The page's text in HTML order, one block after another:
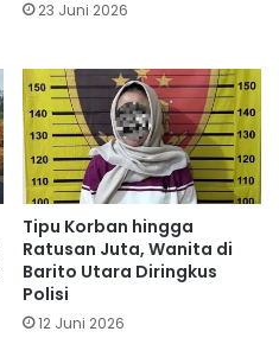
23 Juni 2026
Tipu Korban hingga
Ratusan Juta, Wanita di
Barito Utara Diringkus
Polisi
12 Juni 2026